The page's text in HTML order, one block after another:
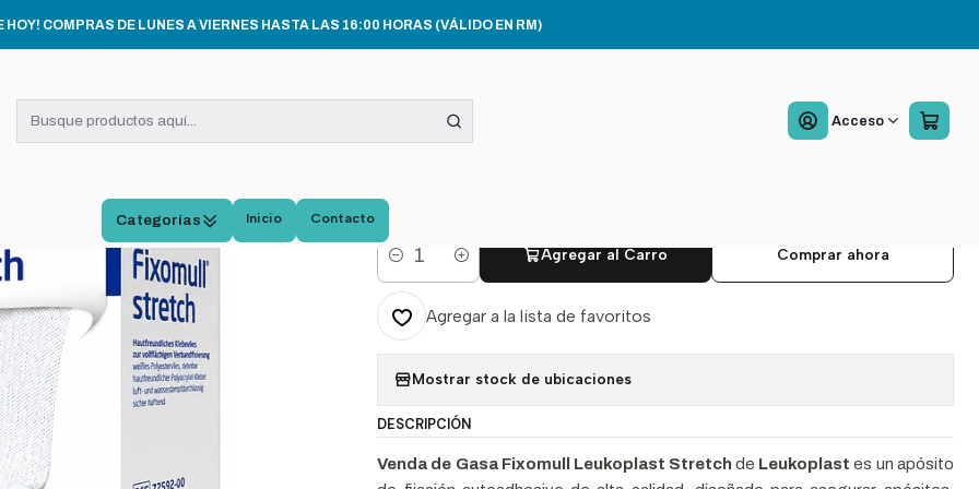
Acceso
Categorías Inicio Contacto
HOY! COMPRAS DE LUNES A VIERNES HASTA LAS 16:00 HORAS (VÁLIDO EN RM)
MÉDICOS Venda De Gasa Fixomull Leukoplast Strech 10cmx10m Color Blanco
Venda De Gasa Fixomull
Leukoplast Strech 10cmx10m
Color Blanco
Cantidad
Agregar al Carro Comprar ahora
Agregar a la lista de favoritos
Mostrar stock de ubicaciones
DESCRIPCIÓN
Venda de Gasa Fixomull Leukoplast Stretchde Leukoplast es un apósito